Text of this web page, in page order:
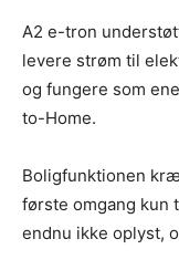
A2 e-tron
levere strøm til
og fungere som
to-Home.
Boligfunktionen
første omgang kun
endnu ikke oplyst,